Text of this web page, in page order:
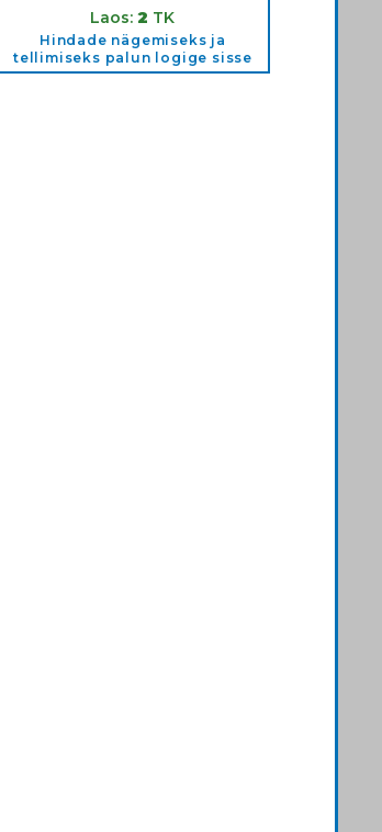
Laos:2 TK
Hindade nägemiseks ja
tellimiseks palun logige sisse